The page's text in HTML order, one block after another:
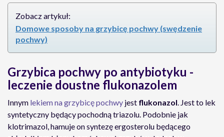
Zobacz artykuł:
Domowe sposoby na grzybicę pochwy (swędzenie
pochwy)
Grzybica pochwy po antybiotyku -
leczenie doustne flukonazolem
Innym lekiem na grzybicę pochwy jest flukonazol. Jest to lek
syntetyczny będący pochodną triazolu. Podobnie jak
klotrimazol, hamuje on syntezę ergosterolu będącego